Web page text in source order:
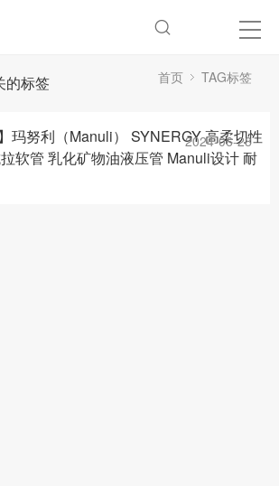
的标签 首页 TAG标签
玛努利（Manuli） SYNERGY 高柔切性
软管 乳化矿物油液压管 Manuli设计 耐
2024-06-28